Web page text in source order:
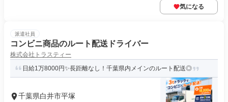
気になる
派遣社員
コンビニ商品のルート配送ドライバー
株式会社トラスティー
日給1万8000円✨長距離なし！千葉県内メインのルート配送◎
千葉県白井市平塚